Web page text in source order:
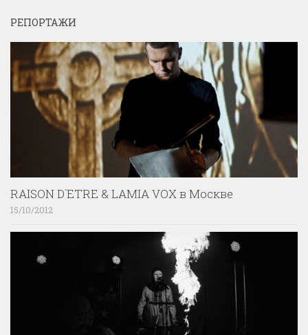
РЕПОРТАЖИ
RAISON D`ETRE & LAMIA VOX в Москве
15/10/2012